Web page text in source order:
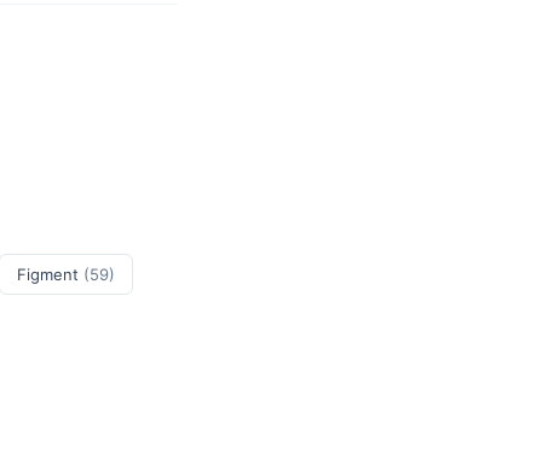
Figment (59)